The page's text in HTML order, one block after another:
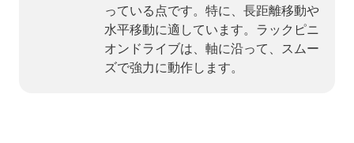
っている点です。特に、長距離移動や
水平移動に適しています。ラックピニ
オンドライブは、軸に沿って、スムー
ズで強力に動作します。